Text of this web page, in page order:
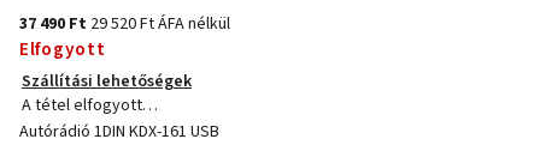
37 490 Ft 29 520 Ft ÁFA nélkül
Elfogyott
Szállítási lehetőségek
A tétel elfogyott…
Autórádió 1DIN KDX-161 USB